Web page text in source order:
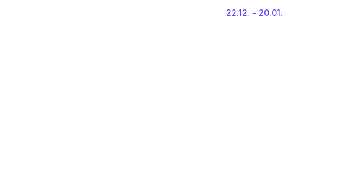
22.12. - 20.01.